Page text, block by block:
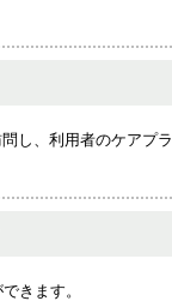
し、利用者のケアプ
きます。